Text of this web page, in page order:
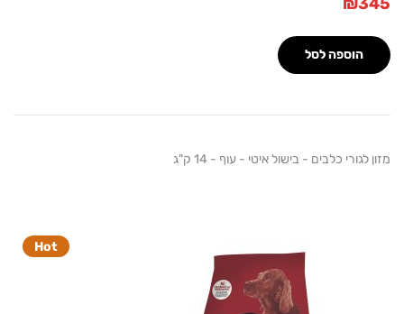
הוספה לסל
כלבים - בישול איטי - עוף - 14 ק"ג